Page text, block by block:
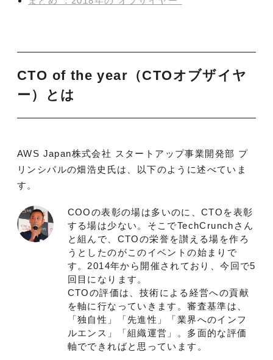
CTO of the year（CTOオブザイヤ
ー）とは
AWS Japan株式会社 スタートアップ事業開発部 プ
リンシパルの畑浩史氏は、以下のように述べていま
す。
COOの表彰の場は多いのに、CTOを表彰
する場は少ない。そこでTechCrunchさん
と組んで、CTOの栄誉を讃える場を作ろ
うとしたのがこのイベントの始まりで
す。2014年から開催されており、今回で5
回目になります。
CTOの評価は、技術による経営への貢献
を軸に行なっていきます。審査基準は、
「独自性」「先進性」「業界へのインフ
ルエンス」「組織運営」。多面的な評価
軸でできればと思っています。